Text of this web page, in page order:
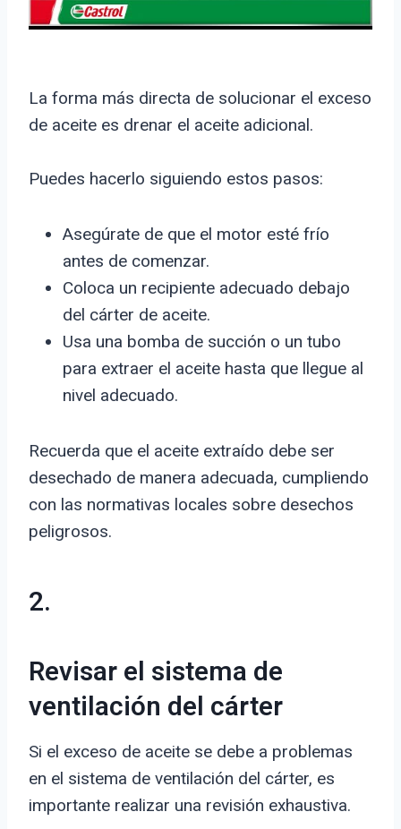
La forma más directa de solucionar el exceso
de aceite es drenar el aceite adicional.
Puedes hacerlo siguiendo estos pasos:
Asegúrate de que el motor esté frío
antes de comenzar.
Coloca un recipiente adecuado debajo
del cárter de aceite.
Usa una bomba de succión o un tubo
para extraer el aceite hasta que llegue al
nivel adecuado.
Recuerda que el aceite extraído debe ser
desechado de manera adecuada, cumpliendo
con las normativas locales sobre desechos
peligrosos.
2.
Revisar el sistema de
ventilación del cárter
Si el exceso de aceite se debe a problemas
en el sistema de ventilación del cárter, es
importante realizar una revisión exhaustiva.